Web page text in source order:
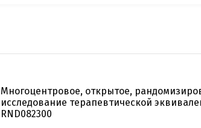
Многоцентровое, открытое,
исследование терапевтической
RND082300